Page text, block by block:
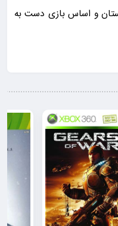
و اساس بازی دست به